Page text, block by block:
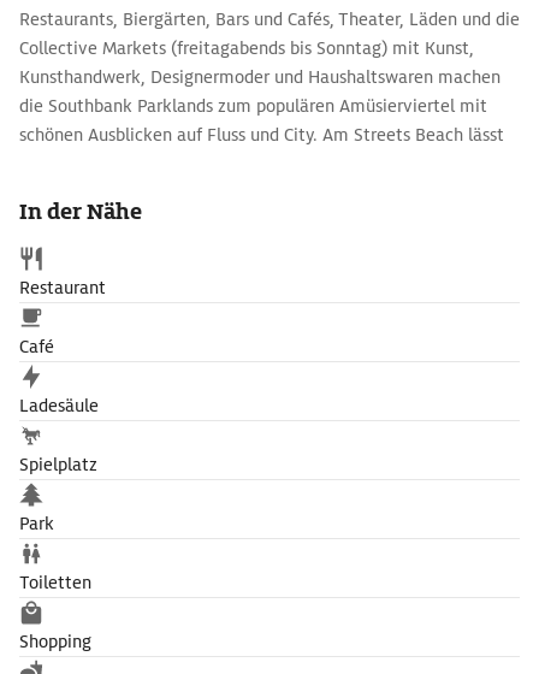
Restaurants, Biergärten, Bars und Cafés, Theater, Läden und die
Collective Markets (freitagabends bis Sonntag) mit Kunst,
Kunsthandwerk, Designermoder und Haushaltswaren machen
die Southbank Parklands zum populären Amüsierviertel mit
schönen Ausblicken auf Fluss und City. Am Streets Beach lässt
In der Nähe
Restaurant
Café
Ladesäule
Spielplatz
Park
Toiletten
Shopping